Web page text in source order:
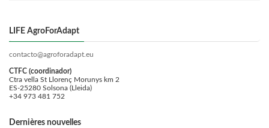
LIFE AgroForAdapt
contacto@agroforadapt.eu
CTFC (coordinador)
Ctra vella St Llorenç Morunys km 2
ES-25280 Solsona (Lleida)
+34 973 481 752
Dernières nouvelles